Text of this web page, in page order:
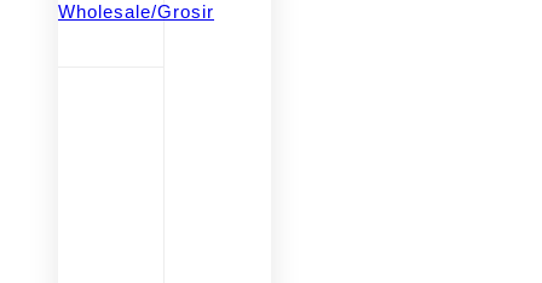
Wholesale/Grosir